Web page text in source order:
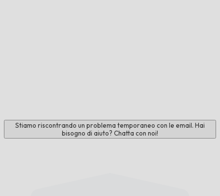
Stiamo riscontrando un problema temporaneo con le email. Hai
bisogno di aiuto? Chatta con noi!